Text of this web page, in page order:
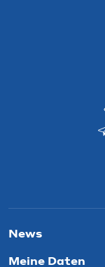
News
Meine Daten